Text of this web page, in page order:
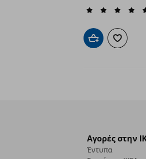
Προσθήκη στο
Αγορές στην
Έντυπα